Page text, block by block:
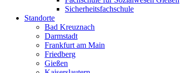
Sicherheitsfachschule
Standorte
Bad Kreuznach
Darmstadt
Frankfurt am Main
Friedberg
Gießen